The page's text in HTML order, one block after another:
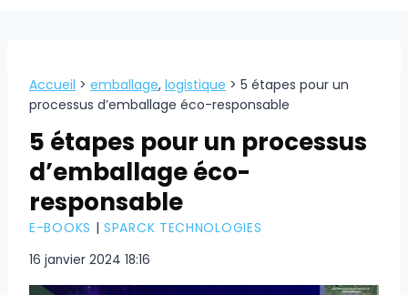
Accueil > emballage, logistique > 5 étapes pour un
processus d’emballage éco-responsable
5 étapes pour un processus
d’emballage éco-
responsable
E-BOOKS |SPARCK TECHNOLOGIES
16 janvier 2024 18:16